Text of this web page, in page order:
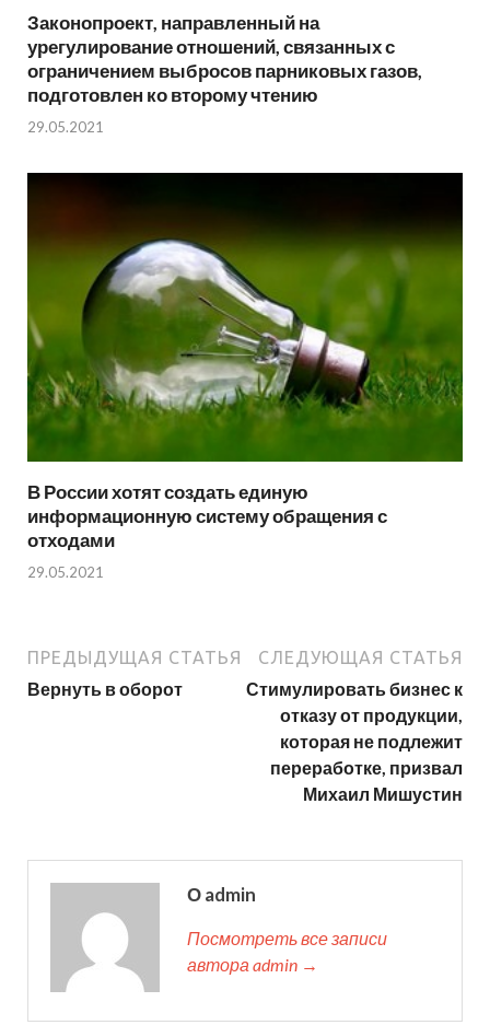
Законопроект, направленный на
урегулирование отношений, связанных с
ограничением выбросов парниковых газов,
подготовлен ко второму чтению
29.05.2021
В России хотят создать единую
информационную систему обращения с
отходами
29.05.2021
ПРЕДЫДУЩАЯ СТАТЬЯ
Вернуть в оборот
СЛЕДУЮЩАЯ СТАТЬЯ
Стимулировать бизнес к
отказу от продукции,
которая не подлежит
переработке, призвал
Михаил Мишустин
О admin
Посмотреть все записи
автора admin →